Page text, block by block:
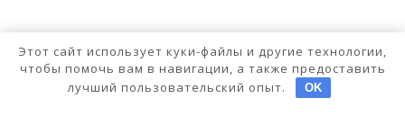
Этот сайт использует куки-файлы и другие технологии,
чтобы помочь вам в навигации, а также предоставить
лучший пользовательский опыт.
OK